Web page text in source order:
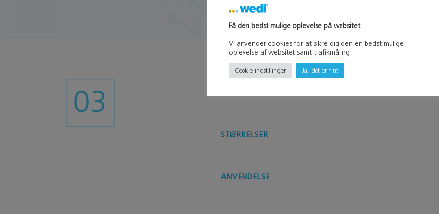
STØRRELSER
ANVENDELSE
Få den bedst mulige oplevelse på websitet
Vi anvender cookies for at sikre dig den en bedst mulige
oplevelse af websitet samt trafikmåling
Cookie indstillinger Ja, det er fint